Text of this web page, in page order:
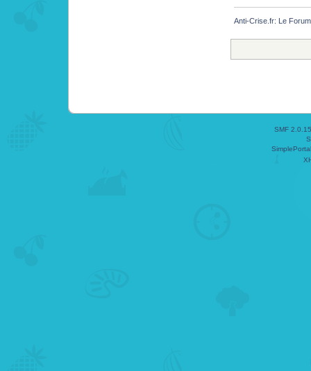
Anti-Crise.fr: Le Forum
SMF 2.0.15